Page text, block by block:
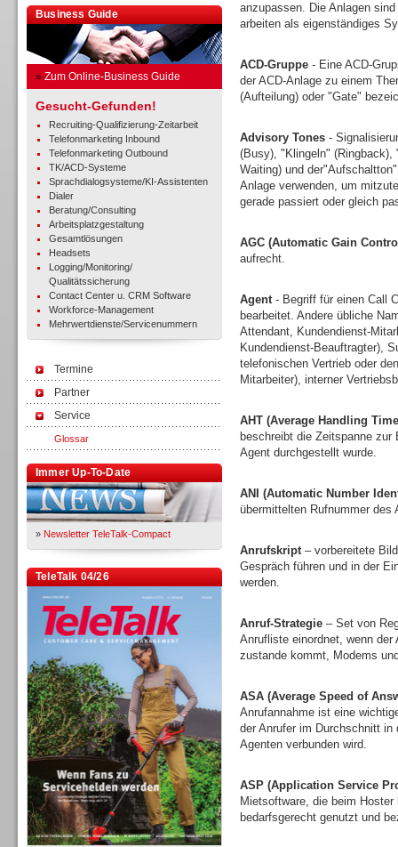
Business Guide
» Zum Online-Business Guide
Gesucht-Gefunden!
Recruiting-Qualifizierung-Zeitarbeit
Telefonmarketing Inbound
Telefonmarketing Outbound
TK/ACD-Systeme
Sprachdialogsysteme/KI-Assistenten
Dialer
Beratung/Consulting
Arbeitsplatzgestaltung
Gesamtlösungen
Headsets
Logging/Monitoring/
Qualitätssicherung
Contact Center u. CRM Software
Workforce-Management
Mehrwertdienste/Servicenummern
Termine
Partner
Service
Glossar
Immer Up-To-Date
» Newsletter TeleTalk-Compact
TeleTalk 04/26
TK- und ACD-Systeme
anzupassen. Die Anlagen
arbeiten als eigenständiges
ACD-Gruppe - Eine ACD-
der ACD-Anlage zu einem
(Aufteilung) oder "Gate"
Advisory Tones -
(Busy), "Klingeln"
Waiting) und
Anlage verwenden, um
gerade passiert oder gleich
AGC (Automatic Gain
aufrecht.
Agent- Begriff für einen Call
bearbeitet. Andere übliche
Attendant, Kundendienst-
Kundendienst-Beauftragter),
telefonischen Vertrieb oder
Mitarbeiter), interner
AHT (Average Handling
beschreibt die Zeitspanne
Agent durchgestellt wurde.
ANI (Automatic Number
übermittelten Rufnummer des
Anrufskript– vorbereitete
Gespräch führen und in der
werden.
Anruf-Strategie – Set von
Anrufliste einordnet, wenn
zustande kommt, Modems
ASA (Average Speed of
Anrufannahme ist eine
der Anrufer im Durchschnitt
Agenten verbunden wird.
ASP (Application Service
Mietsoftware, die beim
bedarfsgerecht genutzt und